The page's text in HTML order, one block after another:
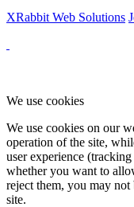
XRabbit Web Solutions
We use cookies
We use cookies on our
operation of the site,
user experience
whether you want to
reject them, you may
site.